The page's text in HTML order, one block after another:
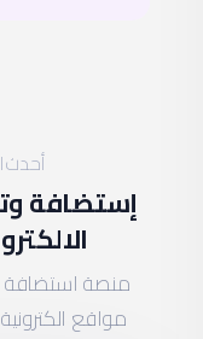
أحدث
إستضافة
منصة
مواقع